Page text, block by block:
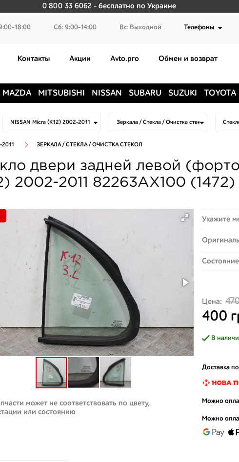
0 800 33 6062 - бесплатно по Украине
18:00 Сб: 9:00-14:00 Вс: Выходной Телефоны
Контакты Акции Avto.pro Обмен и возврат
MAZDA MITSUBISHI NISSAN SUBARU SUZUKI TOYOTA
2011 ЗЕРКАЛА / СТЕКЛА / ОЧИСТКА СТЕКОЛ
двери задней левой
2002-2011 82263AX100 (1472)
может не соответствовать по цвету,
или состоянию
Укажите
Цена:
400
В
Доставка
Можно
Можно